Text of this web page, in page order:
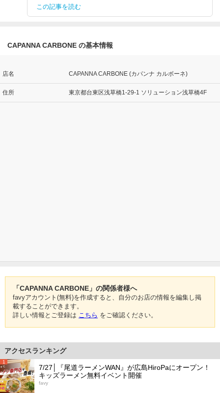
この記事を読む
CAPANNA CARBONE の基本情報
店名 CAPANNA CARBONE (カパンナ カルボーネ)
住所 東京都台東区浅草橋1-29-1 ソリューション浅草橋4F
「CAPANNA CARBONE」の関係者様へ
favyアカウント(無料)を作成すると、自分のお店の情報を編集し掲
載することができます。
詳しい情報とご登録は こちら をご確認ください。
アクセスランキング
1
7/27│『尾道ラーメンWAN』が広島HiroPaにオープン！
キッズラーメン無料イベント開催
favy